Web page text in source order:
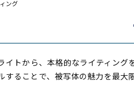
ング
トから、本格的なライティング
ることで、被写体の魅力を最大